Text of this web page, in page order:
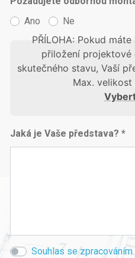
Ano
Ne
PŘÍLOHA: Pokud
přiložení projektové
skutečného stavu, Vaší
Max. velikost
Jaká je Vaše představa? *
Souhlas se